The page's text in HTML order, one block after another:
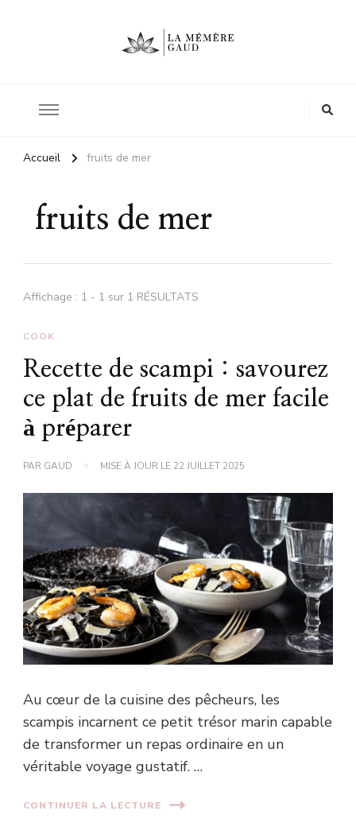
Accueil fruits de mer
fruits de mer
Affichage : 1 - 1 sur 1 RÉSULTATS
COOK
Recette de scampi : savourez
ce plat de fruits de mer facile
à préparer
PAR GAUD MISE À JOUR LE 22 JUILLET 2025
Au cœur de la cuisine des pêcheurs, les
scampis incarnent ce petit trésor marin capable
de transformer un repas ordinaire en un
véritable voyage gustatif. …
CONTINUER LA LECTURE